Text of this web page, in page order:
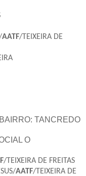
AATF/TEIXEIRA DE
BAIRRO: TANCREDO
O
/TEIXEIRA DE FREITAS
AATF/TEIXEIRA DE